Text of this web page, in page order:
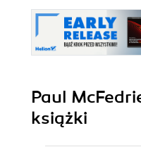
Paul
książki